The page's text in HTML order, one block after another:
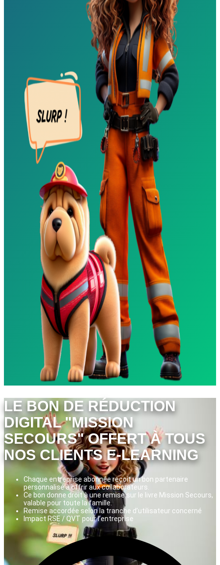
LE BON DE RÉDUCTION
DIGITAL "MISSION
SECOURS" OFFERT À TOUS
NOS CLIENTS E-LEARNING
Chaque entreprise abonnée reçoit un bon partenaire
personnalisé à offrir aux collaborateurs.
Ce bon donne droit à une remise sur le livre Mission Secours,
valable pour toute la famille.
Remise accordée selon la tranche d’utilisateur concerné
Impact RSE / QVT pour l’entreprise